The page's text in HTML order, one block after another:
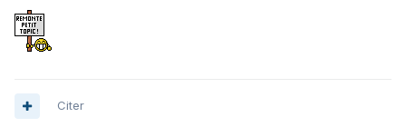
Citer